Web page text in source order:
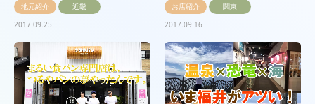
地元紹介
近畿
2017.09.25
お店紹介
関東
2017.09.16